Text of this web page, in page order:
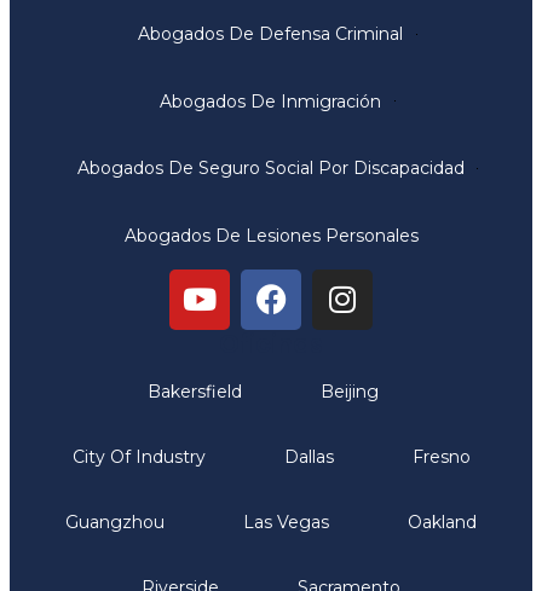
Abogados De Defensa Criminal
Abogados De Inmigración
Abogados De Seguro Social Por Discapacidad
Abogados De Lesiones Personales
Bakersfield Beijing
City Of Industry Dallas Fresno
Guangzhou Las Vegas Oakland